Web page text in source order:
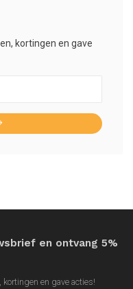
kortingen en gave
en ontvang 5%
en gave acties!